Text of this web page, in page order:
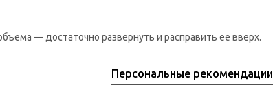
— достаточно развернуть и расправить ее вверх.
Персональные рекомендации